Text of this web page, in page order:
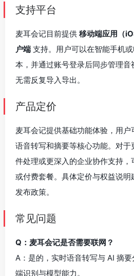
支持平台
麦耳会记目前提供 移动端应用（
户端 支持。用户可以在智能手机
本，并通过账号登录后同步管理音
无需反复导入导出。
产品定价
麦耳会记提供基础功能体验，用
语音转写和摘要等核心功能。对于
件处理或更深入的企业协作支持，
或付费套餐。具体定价与权益说
发布政策。
常见问题
Q：麦耳会记是否需要联网？
A：是的，实时语音转写与 AI 摘
端识别与模型能力。